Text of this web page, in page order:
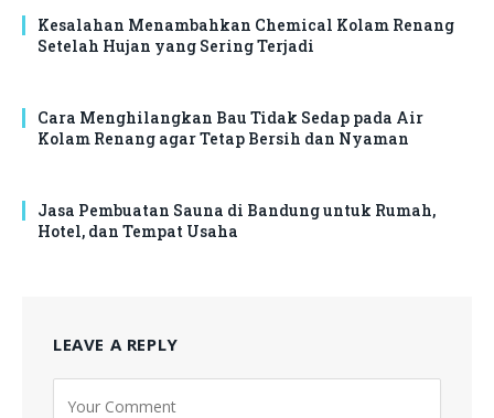
Kesalahan Menambahkan Chemical Kolam Renang
Setelah Hujan yang Sering Terjadi
Cara Menghilangkan Bau Tidak Sedap pada Air
Kolam Renang agar Tetap Bersih dan Nyaman
Jasa Pembuatan Sauna di Bandung untuk Rumah,
Hotel, dan Tempat Usaha
LEAVE A REPLY